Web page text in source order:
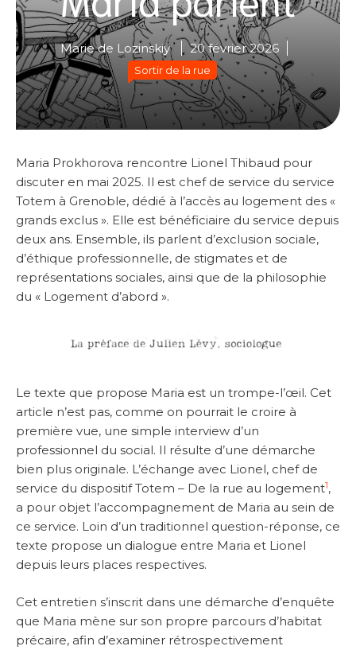
Marie de Lozinskiy 20 février 2026
Sortir de la rue
Maria Prokhorova rencontre Lionel Thibaud pour
discuter en mai 2025. Il est chef de service du service
Totem à Grenoble, dédié à l’accès au logement des «
grands exclus ». Elle est bénéficiaire du service depuis
deux ans. Ensemble, ils parlent d’exclusion sociale,
d’éthique professionnelle, de stigmates et de
représentations sociales, ainsi que de la philosophie
du « Logement d’abord ».
Le texte que propose Maria est un trompe-l’œil. Cet
article n’est pas, comme on pourrait le croire à
première vue, une simple interview d’un
professionnel du social. Il résulte d’une démarche
bien plus originale. L’échange avec Lionel, chef de
service du dispositif Totem – De la rue au logement1,
a pour objet l’accompagnement de Maria au sein de
ce service. Loin d’un traditionnel question-réponse, ce
texte propose un dialogue entre Maria et Lionel
depuis leurs places respectives.
Cet entretien s’inscrit dans une démarche d’enquête
que Maria mène sur son propre parcours d’habitat
précaire, afin d’examiner rétrospectivement